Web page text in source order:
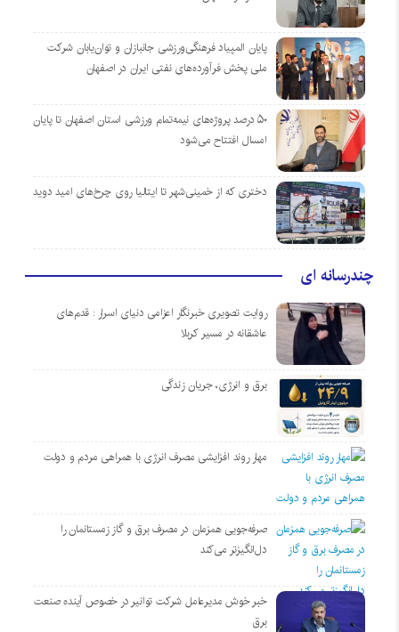
پایان المپیاد فرهنگی‌ورزشی جانبازان و توان‌یابان شرکت
ملی پخش فرآورده‌های نفتی ایران در اصفهان
۵۰ درصد پروژه‌های نیمه‌تمام ورزشی استان اصفهان تا پایان
امسال افتتاح می‌شود
دختری که از خمینی‌شهر تا ایتالیا روی چرخ‌های امید دوید
چندرسانه ای
روایت تصویری خبرنگار اعزامی دنیای اسرار : قدم‌های
عاشقانه در مسیر کربلا
برق و انرژی، جریان زندگی
مهار روند افزایشی مصرف انرژی با همراهی مردم و دولت
صرفه‌جویی همزمان در مصرف برق و گاز زمستانمان را
دل‌انگیزتر می‌کند
خبر خوش مدیرعامل شرکت توانیر در خصوص آینده صنعت
برق